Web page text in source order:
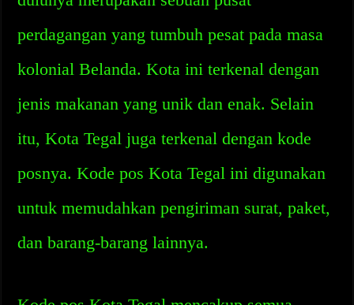
perdagangan yang tumbuh pesat pada masa
kolonial Belanda. Kota ini terkenal dengan
jenis makanan yang unik dan enak. Selain
itu, Kota Tegal juga terkenal dengan kode
posnya. Kode pos Kota Tegal ini digunakan
untuk memudahkan pengiriman surat, paket,
dan barang-barang lainnya.